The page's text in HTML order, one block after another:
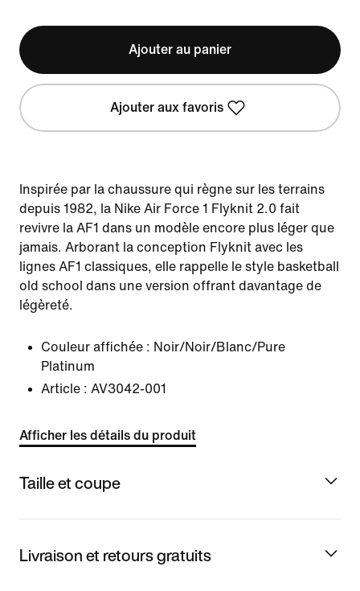
Ajouter au panier
Ajouter aux favoris
Inspirée par la chaussure qui règne sur les terrains
depuis 1982, la Nike Air Force 1 Flyknit 2.0 fait
revivre la AF1 dans un modèle encore plus léger que
jamais. Arborant la conception Flyknit avec les
lignes AF1 classiques, elle rappelle le style basketball
old school dans une version offrant davantage de
légèreté.
Couleur affichée : Noir/Noir/Blanc/Pure
Platinum
Article : AV3042-001
Afficher les détails du produit
Taille et coupe
Livraison et retours gratuits